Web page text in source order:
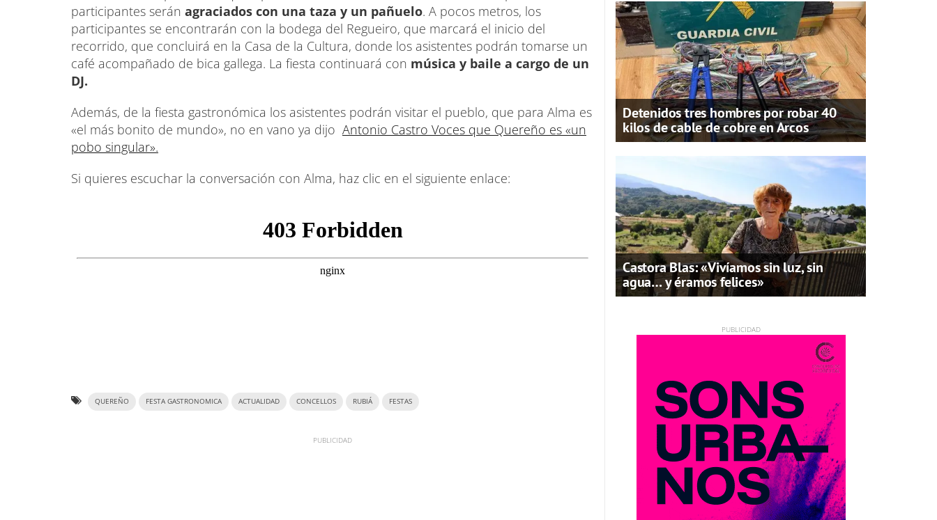
participantes serán agraciados con una taza y un pañuelo. A pocos metros, los
participantes se encontrarán con la bodega del Regueiro, que marcará el inicio del
recorrido, que concluirá en la Casa de la Cultura, donde los asistentes podrán tomarse un
café acompañado de bica gallega. La fiesta continuará con música y baile a cargo de un
DJ.
Además, de la fiesta gastronómica los asistentes podrán visitar el pueblo, que para Alma es
«el más bonito de mundo», no en vano ya dijo Antonio Castro Voces que Quereño es «un
pobo singular».
Si quieres escuchar la conversación con Alma, haz clic en el siguiente enlace:
QUEREÑO FESTA GASTRONOMICA ACTUALIDAD CONCELLOS RUBIÁ FESTAS
Detenidos tres hombres por robar 40
kilos de cable de cobre en Arcos
Castora Blas: «Vivíamos sin luz, sin
agua… y éramos felices»